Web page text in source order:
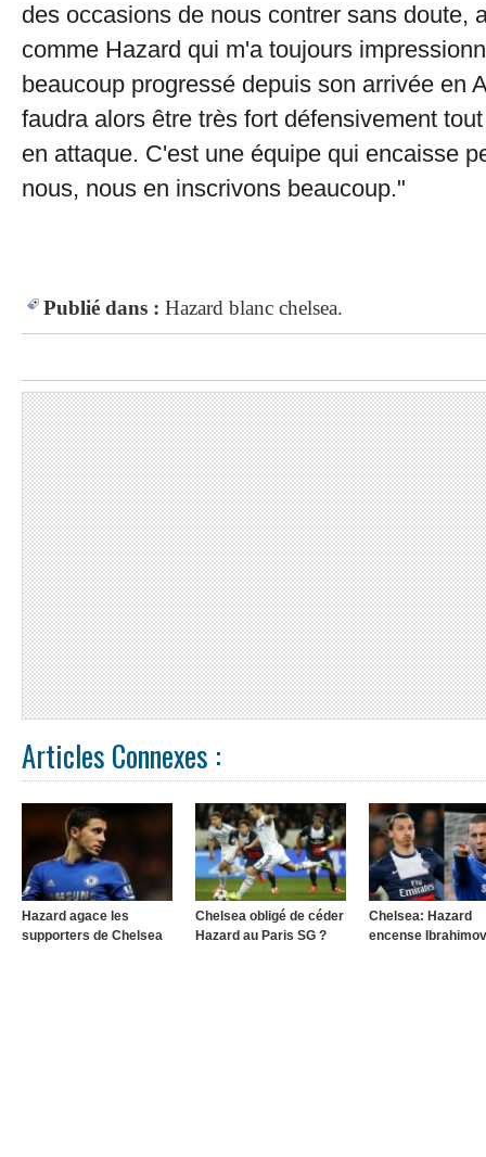
des occasions de nous contrer sans doute,
comme Hazard qui m'a toujours
beaucoup progressé depuis son arrivée en
faudra alors être très fort défensivement
en attaque. C'est une équipe qui encaisse
nous, nous en inscrivons beaucoup."
Publié dans : Hazard blanc chelsea.
Articles Connexes :
Hazard agace les
supporters de Chelsea
Chelsea obligé de céder
Hazard au Paris SG ?
Chelsea: Hazard
encense